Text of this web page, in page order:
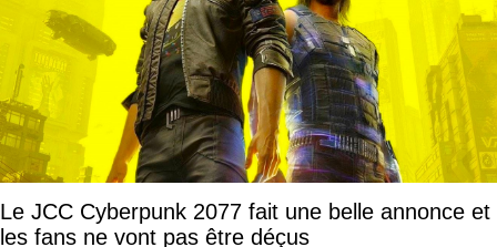
Le JCC Cyberpunk 2077 fait une belle annonce et
les fans ne vont pas être déçus